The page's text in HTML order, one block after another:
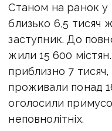
Станом на ранок у
близько 6,5 тисяч
заступник. До
жили 15 600
приблизно 7
проживали понад
оголосили
неповнолітніх.